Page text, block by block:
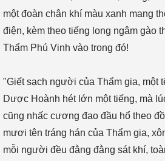
một đoàn chân khí màu xanh mang
điện, kèm theo tiếng long ngâm gào
Thẩm Phú Vinh vào trong đó!
"Giết sạch người của Thẩm gia, một
Dược Hoành hét lớn một tiếng, mà
cũng nhấc cương đao đầu hổ theo
mươi tên tráng hán của Thẩm gia,
mỗi người đều đằng đằng sát khí,